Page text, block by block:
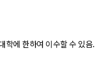
학에 한하여 이수할 수 있음.